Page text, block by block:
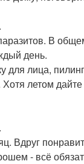
В
день.
для лица,
Хотя летом
Вдруг
- всё